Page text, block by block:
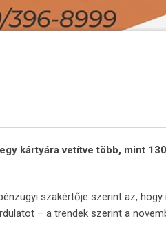
kártyára vetítve több, mint
szakértője szerint az,
– a trendek szerint a